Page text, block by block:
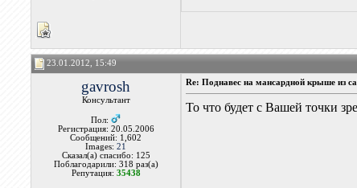
23.01.2012, 15:49
gavrosh
Консультант
Пол:
Регистрация: 20.05.2006
Сообщений: 1,602
Images:21
Сказал(а) спасибо: 125
Поблагодарили: 318 раз(а)
Репутация: 35438
Re: Поднавес на мансардной крыше из
То что будет с Вашей точки